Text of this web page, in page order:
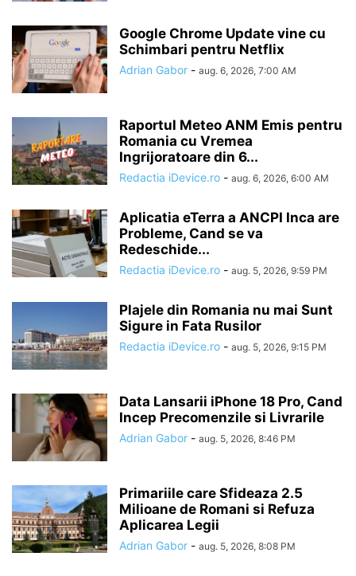
Google Chrome Update vine cu
Schimbari pentru Netflix
Adrian Gabor - aug. 6, 2026, 7:00 AM
Raportul Meteo ANM Emis pentru
Romania cu Vremea
Ingrijoratoare din 6...
Redactia iDevice.ro - aug. 6, 2026, 6:00 AM
Aplicatia eTerra a ANCPI Inca are
Probleme, Cand se va
Redeschide...
Redactia iDevice.ro - aug. 5, 2026, 9:59 PM
Plajele din Romania nu mai Sunt
Sigure in Fata Rusilor
Redactia iDevice.ro - aug. 5, 2026, 9:15 PM
Data Lansarii iPhone 18 Pro, Cand
Incep Precomenzile si Livrarile
Adrian Gabor - aug. 5, 2026, 8:46 PM
Primariile care Sfideaza 2.5
Milioane de Romani si Refuza
Aplicarea Legii
Adrian Gabor - aug. 5, 2026, 8:08 PM